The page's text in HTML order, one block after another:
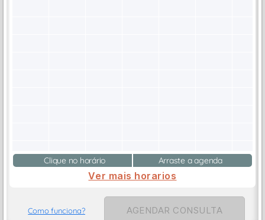
Clique no horário Arraste a agenda
Ver mais horarios
Como funciona? AGENDAR CONSULTA